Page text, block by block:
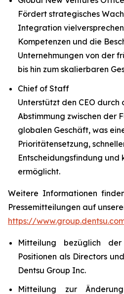
Fördert strategisches
Integration
Kompetenzen und die
Unternehmungen von der
bis hin zum skalierbaren
Chief of Staff
Unterstützt den CEO
Abstimmung zwischen der
globalen Geschäft, was
Prioritätensetzung,
Entscheidungsfindung und
ermöglicht.
Weitere Informationen
Pressemitteilungen auf
https://
Mitteilung bezüglich
Positionen als Directors
Dentsu Group Inc.
Mitteilung zur